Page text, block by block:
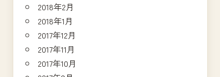
2018年2月
2018年1月
2017年12月
2017年11月
2017年10月